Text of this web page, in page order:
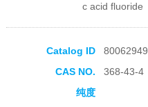
c acid fluoride
Catalog ID
80062949
CAS NO.
368-43-4
纯度